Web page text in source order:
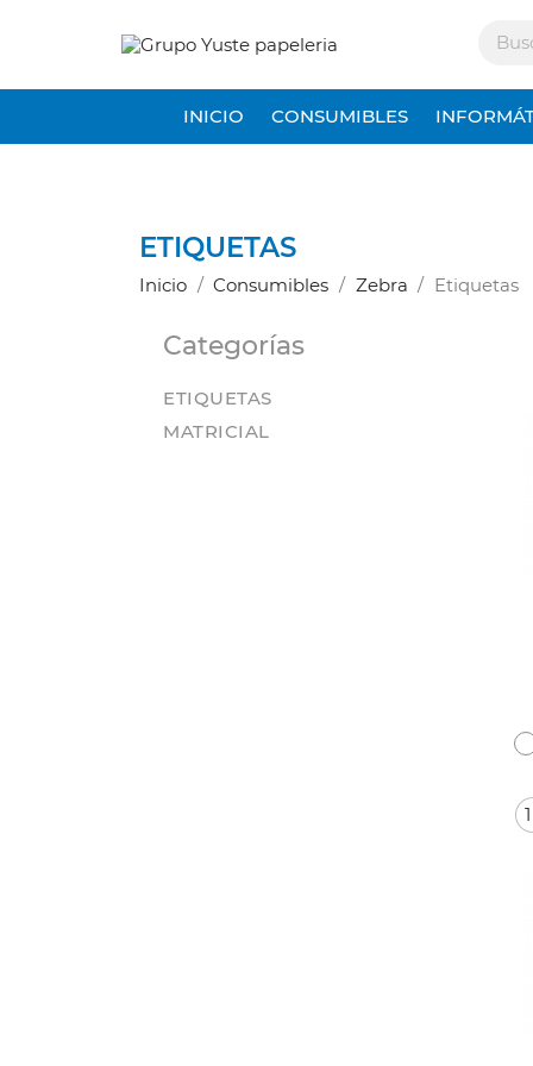
INICIO CONSUMIBLES
ETIQUETAS
Inicio Consumibles Zebra Etiquetas
Categorías
ETIQUETAS
MATRICIAL